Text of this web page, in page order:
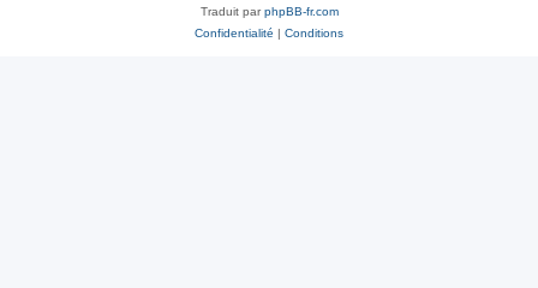
Traduit parphpBB-fr.com
Confidentialité | Conditions